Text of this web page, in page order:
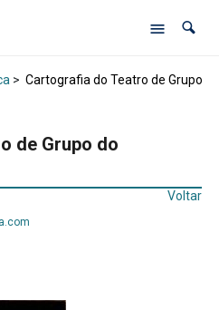
> Cartografia do Teatro de Grupo
de Grupo do
Voltar